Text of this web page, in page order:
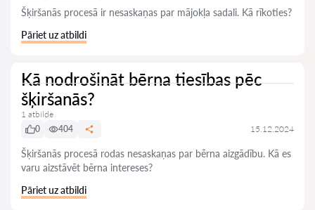
Šķiršanās procesā ir nesaskaņas par mājokļa sadali. Kā rīkoties?
Pāriet uz atbildi
Kā nodrošināt bērna tiesības pēc
šķiršanās?
1 atbilde
0
404 15.12.2024
Šķiršanās procesā rodas nesaskaņas par bērna aizgādību. Kā es
varu aizstāvēt bērna intereses?
Pāriet uz atbildi